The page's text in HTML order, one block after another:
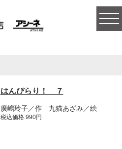
はんぴらり！ ７
廣嶋玲子／作 九猫あざみ／絵
税込価格:990円